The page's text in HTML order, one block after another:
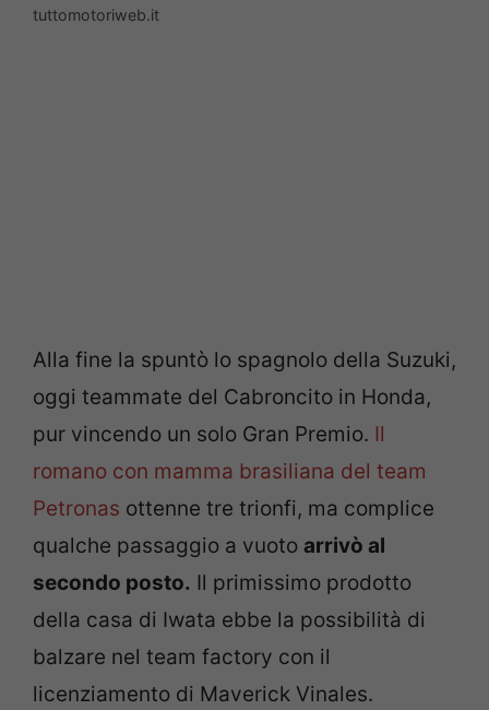
tuttomotoriweb.it
Alla fine la spuntò lo spagnolo della Suzuki,
oggi teammate del Cabroncito in Honda,
pur vincendo un solo Gran Premio. Il
romano con mamma brasiliana del team
Petronas ottenne tre trionfi, ma complice
qualche passaggio a vuoto arrivò al
secondo posto. Il primissimo prodotto
della casa di Iwata ebbe la possibilità di
balzare nel team factory con il
licenziamento di Maverick Vinales.